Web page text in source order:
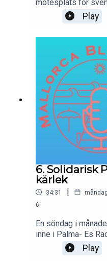
mötesplats för
ett härligt samtal
och präst Karolina
Play
6. Solidarisk
kärlek
34:31 |
6
En söndag i
inne i Palma- Es
Paella Solidaria.
välkomnar oss till
Play